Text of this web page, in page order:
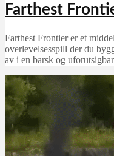
Farthest
Farthest Frontier er et
overlevelsesspill der du
av i en barsk og